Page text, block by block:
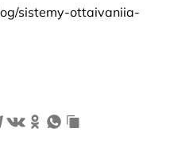
sistemy-ottaivaniia-